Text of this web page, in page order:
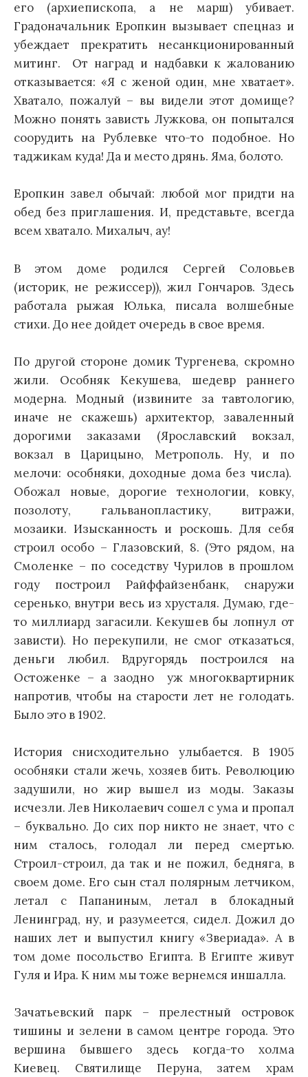
его (архиепископа, а не марш) убивает.
Градоначальник Еропкин вызывает спецназ и
убеждает прекратить несанкционированный
митинг. От наград и надбавки к жалованию
отказывается: «Я с женой один, мне хватает».
Хватало, пожалуй – вы видели этот домище?
Можно понять зависть Лужкова, он попытался
соорудить на Рублевке что-то подобное. Но
таджикам куда! Да и место дрянь. Яма, болото.
Еропкин завел обычай: любой мог придти на
обед без приглашения. И, представьте, всегда
всем хватало. Михалыч, ау!
В этом доме родился Сергей Соловьев
(историк, не режиссер)), жил Гончаров. Здесь
работала рыжая Юлька, писала волшебные
стихи. До нее дойдет очередь в свое время.
По другой стороне домик Тургенева, скромно
жили. Особняк Кекушева, шедевр раннего
модерна. Модный (извините за тавтологию,
иначе не скажешь) архитектор, заваленный
дорогими заказами (Ярославский вокзал,
вокзал в Царицыно, Метрополь. Ну, и по
мелочи: особняки, доходные дома без числа).
Обожал новые, дорогие технологии, ковку,
позолоту, гальванопластику, витражи,
мозаики. Изысканность и роскошь. Для себя
строил особо – Глазовский, 8. (Это рядом, на
Смоленке – по соседству Чурилов в прошлом
году построил Райффайзенбанк, снаружи
серенько, внутри весь из хрусталя. Думаю, где-
то миллиард загасили. Кекушев бы лопнул от
зависти). Но перекупили, не смог отказаться,
деньги любил. Вдругорядь построился на
Остоженке – а заодно уж многоквартирник
напротив, чтобы на старости лет не голодать.
Было это в 1902.
История снисходительно улыбается. В 1905
особняки стали жечь, хозяев бить. Революцию
задушили, но жир вышел из моды. Заказы
исчезли. Лев Николаевич сошел с ума и пропал
– буквально. До сих пор никто не знает, что с
ним сталось, голодал ли перед смертью.
Строил-строил, да так и не пожил, бедняга, в
своем доме. Его сын стал полярным летчиком,
летал с Папаниным, летал в блокадный
Ленинград, ну, и разумеется, сидел. Дожил до
наших лет и выпустил книгу «Звериада». А в
том доме посольство Египта. В Египте живут
Гуля и Ира. К ним мы тоже вернемся иншалла.
Зачатьевский парк – прелестный островок
тишины и зелени в самом центре города. Это
вершина бывшего здесь когда-то холма
Киевец. Святилище Перуна, затем храм